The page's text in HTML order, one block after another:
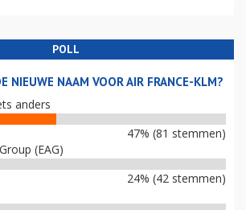
POLL
NIEUWE NAAM VOOR AIR FRANCE-KLM?
anders
47% (81 stemmen)
(EAG)
24% (42 stemmen)